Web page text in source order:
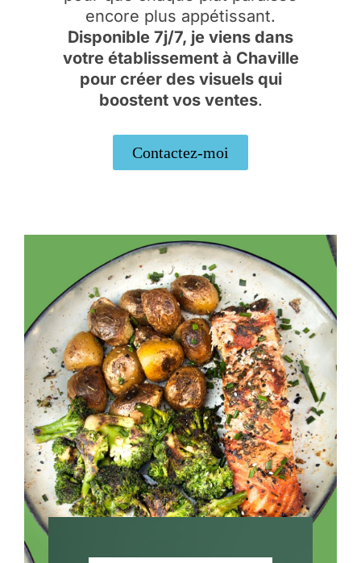
encore plus appétissant.
Disponible 7j/7, je viens dans
votre établissement à Chaville
pour créer des visuels qui
boostent vos ventes.
Contactez-moi